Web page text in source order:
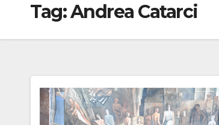
Tag:Andrea Catarci